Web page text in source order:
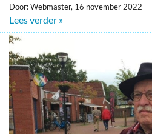
Door: Webmaster, 16 november 2022
Lees verder »